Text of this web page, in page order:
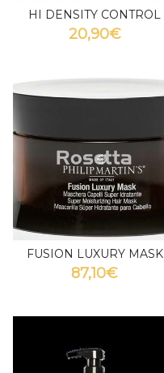
HI DENSITY CONTROL
20,90€
FUSION LUXURY MASK
87,10€